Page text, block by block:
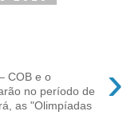
›
COB e o
no período de
as "Olimpíadas